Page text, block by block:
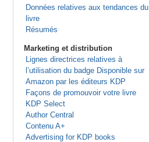
Données relatives aux tendances du
livre
Résumés
Marketing et distribution
Lignes directrices relatives à
l’utilisation du badge Disponible sur
Amazon par les éditeurs KDP
Façons de promouvoir votre livre
KDP Select
Author Central
Contenu A+
Advertising for KDP books